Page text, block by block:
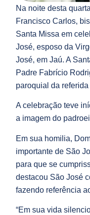
Na noite desta
Francisco Carlos,
Santa Missa em
José, esposo da
José, em Jaú. A
Padre Fabrício
paroquial da
A celebração teve
a imagem do
Em sua homilia,
importante de São
para que se
destacou São José
fazendo referência
“Em sua vida